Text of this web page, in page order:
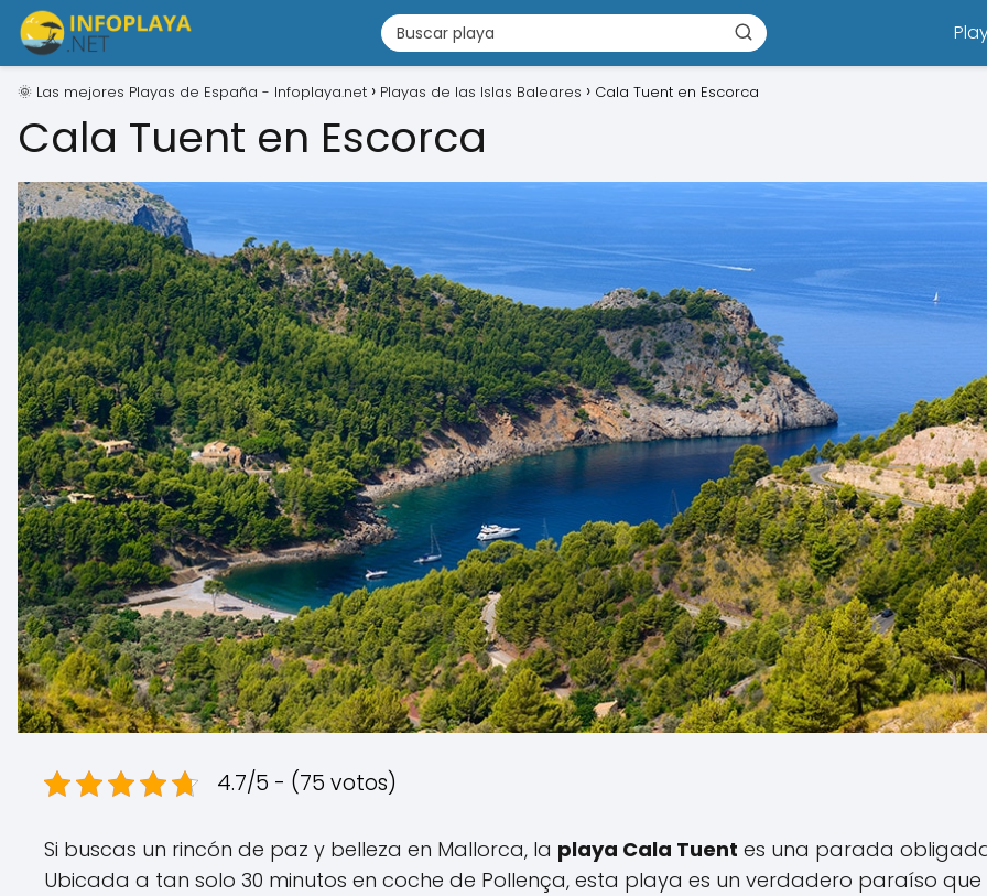
🌞 Las mejores Playas de España - Infoplaya.net Playas de las Islas Baleares Cala Tuent en Escorca
Cala Tuent en Escorca
4.7/5 - (75 votos)
Si buscas un rincón de paz y belleza en Mallorca, la playa Cala Tuent es una parada
Ubicada a tan solo 30 minutos en coche de Pollença, esta playa es un verdadero paraíso que